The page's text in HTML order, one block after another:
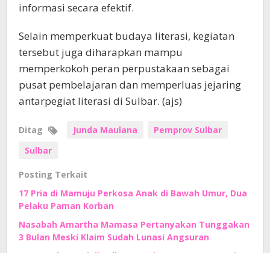
informasi secara efektif.
Selain memperkuat budaya literasi, kegiatan
tersebut juga diharapkan mampu
memperkokoh peran perpustakaan sebagai
pusat pembelajaran dan memperluas jejaring
antarpegiat literasi di Sulbar. (ajs)
Ditag Junda Maulana
Pemprov Sulbar
Sulbar
Posting Terkait
17 Pria di Mamuju Perkosa Anak di Bawah Umur, Dua
Pelaku Paman Korban
Nasabah Amartha Mamasa Pertanyakan Tunggakan
3 Bulan Meski Klaim Sudah Lunasi Angsuran